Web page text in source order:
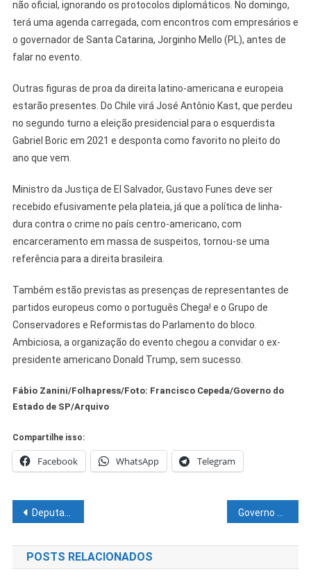
não oficial, ignorando os protocolos diplomáticos. No domingo,
terá uma agenda carregada, com encontros com empresários e
o governador de Santa Catarina, Jorginho Mello (PL), antes de
falar no evento.
Outras figuras de proa da direita latino-americana e europeia
estarão presentes. Do Chile virá José Antônio Kast, que perdeu
no segundo turno a eleição presidencial para o esquerdista
Gabriel Boric em 2021 e desponta como favorito no pleito do
ano que vem.
Ministro da Justiça de El Salvador, Gustavo Funes deve ser
recebido efusivamente pela plateia, já que a política de linha-
dura contra o crime no país centro-americano, com
encarceramento em massa de suspeitos, tornou-se uma
referência para a direita brasileira.
Também estão previstas as presenças de representantes de
partidos europeus como o português Chega! e o Grupo de
Conservadores e Reformistas do Parlamento do bloco.
Ambiciosa, a organização do evento chegou a convidar o ex-
presidente americano Donald Trump, sem sucesso.
Fábio Zanini/Folhapress/Foto: Francisco Cepeda/Governo do
Estado de SP/Arquivo
Compartilhe isso:
Facebook WhatsApp Telegram
Navegação
de
Post
Deputados que miram sucessão de Lira organizam festas para consolidar candidaturas Governo cogita cobrar de alunos ricos em federais e mudar Fundeb
POSTS RELACIONADOS